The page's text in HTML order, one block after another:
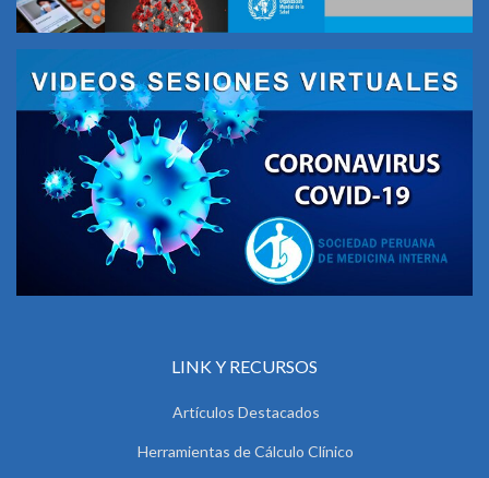
LINK Y RECURSOS
Artículos Destacados
Herramientas de Cálculo Clínico